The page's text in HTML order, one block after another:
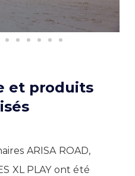
et produits
ARISA ROAD,
XL PLAY ont été